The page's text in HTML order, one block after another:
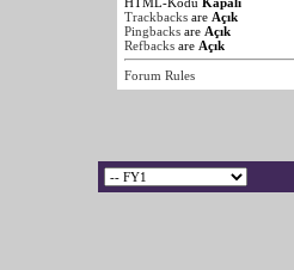
Trackbacks are Açık
Pingbacks are Açık
Refbacks are Açık
Forum Rules